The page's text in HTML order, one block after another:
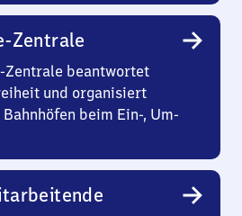
Zentrale
beantwortet
und organisiert
beim Ein-, Um-